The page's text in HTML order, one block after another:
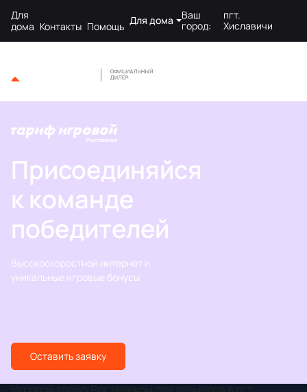
Для
дома Контакты Помощь Для дома
Ваш
город:
пгт.
Хиславичи
Присоединяйся
к команде
победителей
Высокоскоростной интернет и
уникальные игровые бонусы
Оставить заявку